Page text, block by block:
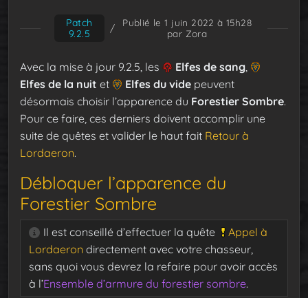
Patch
9.2.5
/
Publié le 1 juin 2022 à 15h28
par Zora
Avec la mise à jour 9.2.5, les Elfes de sang,
Elfes de la nuit et Elfes du vide peuvent
désormais choisir l’apparence du Forestier Sombre.
Pour ce faire, ces derniers doivent accomplir une
suite de quêtes et valider le haut fait Retour à
Lordaeron.
Débloquer l’apparence du
Forestier Sombre
Il est conseillé d’effectuer la quête
Appel à
Lordaeron directement avec votre chasseur,
sans quoi vous devrez la refaire pour avoir accès
à l’Ensemble d’armure du forestier sombre.